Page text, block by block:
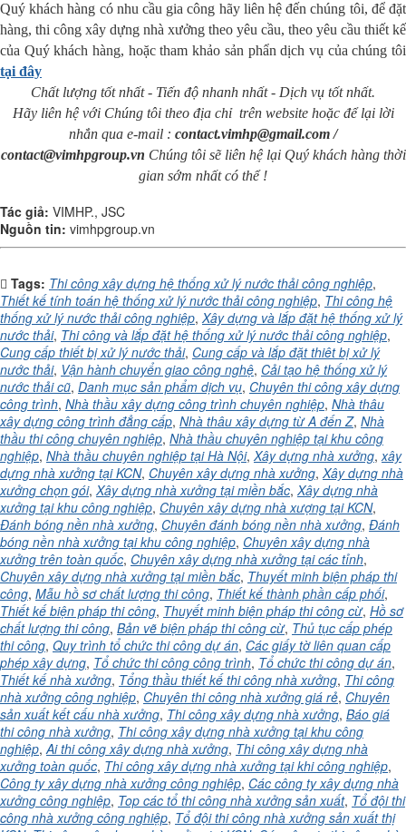
Quý khách hàng có nhu cầu gia công hãy liên hệ đến chúng tôi, để đặt
hàng, thi công xây dựng nhà xưởng theo yêu cầu, theo yêu cầu thiết kế
của Quý khách hàng, hoặc tham khảo sản phẩn dịch vụ của chúng tôi
tại đây
Chất lượng tốt nhất - Tiến độ nhanh nhất - Dịch vụ tốt nhất.
Hãy liên hệ với Chúng tôi theo địa chỉ trên website hoặc để lại lời
nhắn qua e-mail : contact.vimhp@gmail.com /
contact@vimhpgroup.vn Chúng tôi sẽ liên hệ lại Quý khách hàng thời
gian sớm nhất có thể !
Tác giả: VIMHP., JSC
Nguồn tin: vimhpgroup.vn
Tags: Thi công xây dựng hệ thống xử lý nước thải công nghiệp,
Thiết kế tính toán hệ thống xử lý nước thải công nghiệp, Thi công hệ
thống xử lý nước thải công nghiệp, Xây dựng và lắp đặt hệ thống xử lý
nước thải, Thi công và lắp đặt hệ thống xử lý nước thải công nghiệp,
Cung cấp thiết bị xử lý nước thải, Cung cấp và lắp đặt thiêt bị xử lý
nước thải, Vận hành chuyển giao công nghệ, Cải tạo hệ thống xử lý
nước thải cũ, Danh mục sản phẩm dịch vụ, Chuyên thi công xây dựng
công trình, Nhà thầu xây dựng công trình chuyên nghiệp, Nhà thâu
xây dựng công trình đẳng cấp, Nhà thâu xây dựng từ A đến Z, Nhà
thầu thi công chuyên nghiệp, Nhà thầu chuyên nghiệp tại khu công
nghiệp, Nhà thầu chuyên nghiệp tại Hà Nội, Xây dựng nhà xưởng,xây
dựng nhà xưởng tại KCN, Chuyên xây dựng nhà xưởng, Xây dựng nhà
xưởng chọn gói, Xây dựng nhà xưởng tại miền bắc, Xây dựng nhà
xưởng tại khu công nghiệp, Chuyên xây dựng nhà xượng tại KCN,
Đánh bóng nền nhà xưởng, Chuyên đánh bóng nền nhà xưởng, Đánh
bóng nền nhà xưởng tại khu công nghiệp, Chuyên xây dựng nhà
xưởng trên toàn quốc, Chuyên xây dựng nhà xưởng tại các tỉnh,
Chuyên xây dựng nhà xưởng tại miền bắc, Thuyết minh biện pháp thi
công, Mẫu hồ sơ chất lượng thi công, Thiết kế thành phần cấp phối,
Thiết kế biện pháp thi công, Thuyết minh biện pháp thi công cừ, Hồ sơ
chất lượng thi công, Bản vẽ biện pháp thi công cừ, Thủ tục cấp phép
thi công, Quy trình tổ chức thi công dự án, Các giấy tờ liên quan cấp
phép xây dựng, Tổ chức thi công công trình, Tổ chức thi công dự án,
Thiết kế nhà xưởng, Tổng thầu thiết kế thi công nhà xưởng, Thi công
nhà xưởng công nghiệp, Chuyên thi công nhà xưởng giá rẻ, Chuyên
sản xuất kết cấu nhà xưởng, Thi công xây dựng nhà xưởng, Báo giá
thi công nhà xưởng, Thi công xây dựng nhà xưởng tại khu công
nghiệp,Ai thi công xây dựng nhà xưởng, Thi công xây dựng nhà
xưởng toàn quốc, Thi công xây dựng nhà xưởng tại khi công nghiệp,
Công ty xây dựng nhà xưởng công nghiệp, Các công ty xây dựng nhà
xưởng công nghiệp, Top các tổ thi công nhà xưởng sản xuất, Tổ đội thi
công nhà xưởng công nghiệp, Tổ đội thi công nhà xưởng sản xuất thị